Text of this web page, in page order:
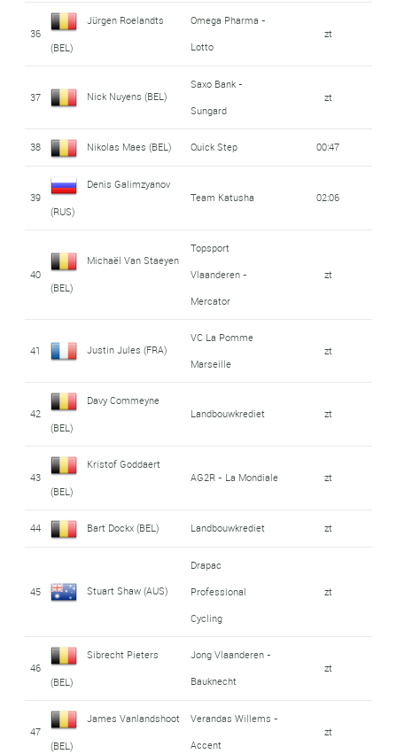
36
Jürgen Roelandts
(BEL)
Omega Pharma -
Lotto
zt
37 Nick Nuyens (BEL)
Saxo Bank -
Sungard
zt
38 Nikolas Maes (BEL) Quick Step 00:47
39
Denis Galimzyanov
(RUS)
Team Katusha 02:06
40
Michaël Van Staeyen
(BEL)
Topsport
Vlaanderen -
Mercator
zt
41 Justin Jules (FRA)
VC La Pomme
Marseille
zt
42
Davy Commeyne
(BEL)
Landbouwkrediet zt
43
Kristof Goddaert
(BEL)
AG2R - La Mondiale zt
44 Bart Dockx (BEL) Landbouwkrediet zt
45 Stuart Shaw (AUS)
Drapac
Professional
Cycling
zt
46
Sibrecht Pieters
(BEL)
Jong Vlaanderen -
Bauknecht
zt
47
James Vanlandshoot
(BEL)
Verandas Willems -
Accent
zt